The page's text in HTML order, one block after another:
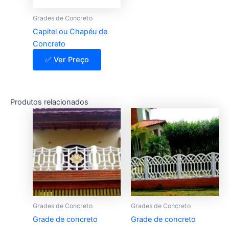
Grades de Concreto
Capitel ou Chapéu de
Concreto
✅ Ver Preço
Produtos relacionados
Grades de Concreto
Grade de concreto
Grades de Concreto
Grade de concreto